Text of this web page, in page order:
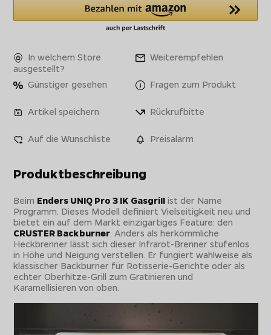
In welchem Store
ausgestellt?
Weiterempfehlen
Günstiger gesehen Fragen zum Produkt
Artikel speichern Rückrufbitte
Auf die Wunschliste Preisalarm
Produktbeschreibung
Beim Enders UNIQ Pro 3 IK Gasgrill ist der Name
Programm. Dieses Modell definiert Vielseitigkeit neu und
bietet ein auf dem Markt einzigartiges Feature: den
CRUSTER Backburner. Anders als herkömmliche
Heckbrenner lässt sich dieser Infrarot-Brenner stufenlos
in Höhe und Neigung verstellen. Er fungiert wahlweise als
klassischer Backburner für Rotisserie-Gerichte oder als
echter Oberhitze-Grill zum Gratinieren und
Karamellisieren von oben.